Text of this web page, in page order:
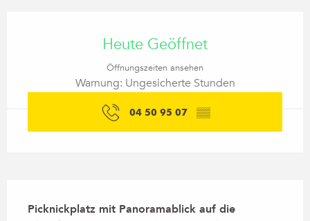
Heute Geöffnet
Öffnungszeiten ansehen
Warnung: Ungesicherte Stunden
04 50 95 07 ▒▒
Picknickplatz mit Panoramablick auf die